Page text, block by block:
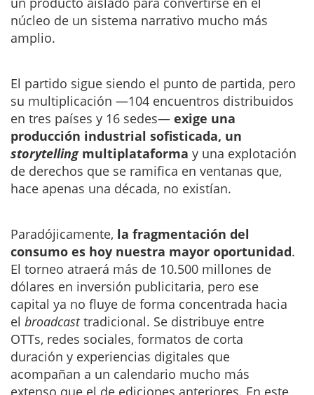
núcleo de un sistema narrativo mucho más
amplio.
El partido sigue siendo el punto de partida, pero
su multiplicación —104 encuentros distribuidos
en tres países y 16 sedes— exige una
producción industrial sofisticada, un
storytellingmultiplataforma y una explotación
de derechos que se ramifica en ventanas que,
hace apenas una década, no existían.
Paradójicamente, la fragmentación del
consumo es hoy nuestra mayor oportunidad.
El torneo atraerá más de 10.500 millones de
dólares en inversión publicitaria, pero ese
capital ya no fluye de forma concentrada hacia
el broadcasttradicional. Se distribuye entre
OTTs, redes sociales, formatos de corta
duración y experiencias digitales que
acompañan a un calendario mucho más
extenso que el de ediciones anteriores. En este